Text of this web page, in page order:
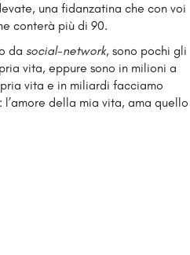
una fidanzatina che con voi
conterà più di 90.
da social-network, sono pochi gli
vita, eppure sono in milioni a
vita e in miliardi facciamo
l’amore della mia vita, ama quello